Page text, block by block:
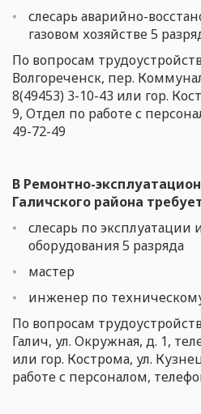
слесарь аварийно-
газовом хозяйстве 5
По вопросам трудоуст
Волгореченск, пер.
8(49453) 3-10-43 или гор.
9, Отдел по работе с
49-72-49
В Ремонтно-эксплуат
Галичского района
слесарь по эксплуатации
оборудования 5 разряда
мастер
инженер по
По вопросам трудоуст
Галич, ул. Окружная, д. 1,
или гор. Кострома, ул.
работе с персоналом,